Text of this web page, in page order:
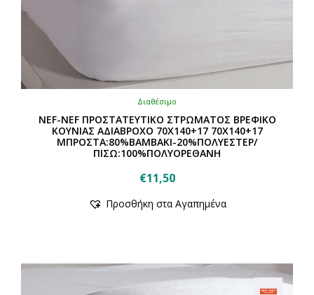
Διαθέσιμο
NEF-NEF ΠΡΟΣΤΑΤΕΥΤΙΚΟ ΣΤΡΩΜΑΤΟΣ ΒΡΕΦΙΚΟ
ΚΟΥΝΙΑΣ ΑΔΙΑΒΡΟΧΟ 70Χ140+17 70Χ140+17
ΜΠΡΟΣΤΑ:80%ΒΑΜΒΑΚΙ-20%ΠΟΛΥΕΣΤΕΡ/
ΠΙΣΩ:100%ΠΟΛΥΟΡΕΘΑΝΗ
€11,50
Προσθήκη στα Αγαπημένα